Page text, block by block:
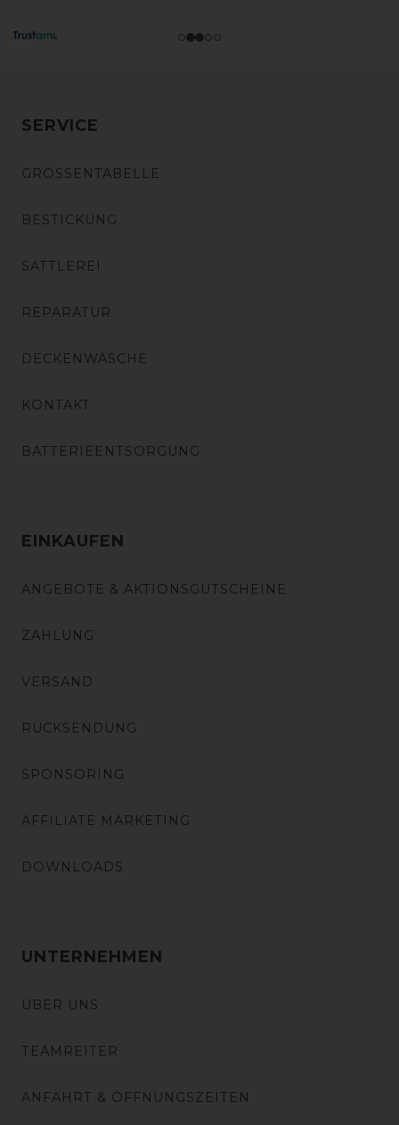
SERVICE
GRÖSSENTABELLE
BESTICKUNG
SATTLEREI
REPARATUR
DECKENWÄSCHE
KONTAKT
BATTERIEENTSORGUNG
EINKAUFEN
ANGEBOTE & AKTIONSGUTSCHEINE
ZAHLUNG
VERSAND
RÜCKSENDUNG
SPONSORING
AFFILIATE MARKETING
DOWNLOADS
UNTERNEHMEN
ÜBER UNS
TEAMREITER
ANFAHRT & ÖFFNUNGSZEITEN